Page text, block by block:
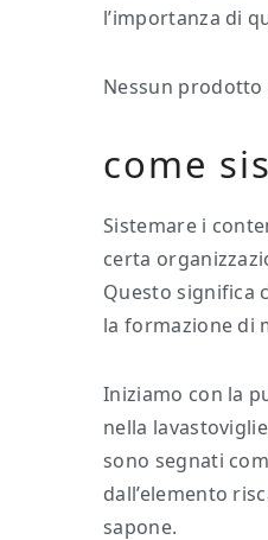
l’importanza di
Nessun
come
Sistemare i
certa
Questo significa
la formazione di
Iniziamo con la
nella
sono segnati
dall’elemento
sapone.